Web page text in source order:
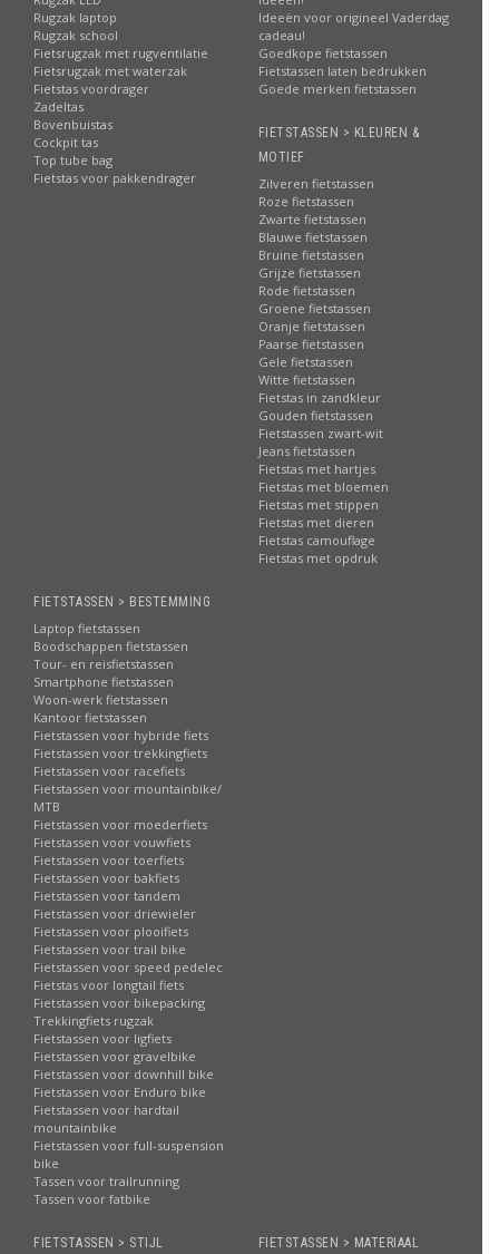
Rugzak laptop
Rugzak school
Fietsrugzak met rugventilatie
Fietsrugzak met waterzak
Fietstas voordrager
Zadeltas
Bovenbuistas
Cockpit tas
Top tube bag
Fietstas voor pakkendrager
Ideeën voor origineel Vaderdag
cadeau!
Goedkope fietstassen
Fietstassen laten bedrukken
Goede merken fietstassen
FIETSTASSEN > KLEUREN &
MOTIEF
Zilveren fietstassen
Roze fietstassen
Zwarte fietstassen
Blauwe fietstassen
Bruine fietstassen
Grijze fietstassen
Rode fietstassen
Groene fietstassen
Oranje fietstassen
Paarse fietstassen
Gele fietstassen
Witte fietstassen
Fietstas in zandkleur
Gouden fietstassen
Fietstassen zwart-wit
Jeans fietstassen
Fietstas met hartjes
Fietstas met bloemen
Fietstas met stippen
Fietstas met dieren
Fietstas camouflage
Fietstas met opdruk
FIETSTASSEN > BESTEMMING
Laptop fietstassen
Boodschappen fietstassen
Tour- en reisfietstassen
Smartphone fietstassen
Woon-werk fietstassen
Kantoor fietstassen
Fietstassen voor hybride fiets
Fietstassen voor trekkingfiets
Fietstassen voor racefiets
Fietstassen voor mountainbike/
MTB
Fietstassen voor moederfiets
Fietstassen voor vouwfiets
Fietstassen voor toerfiets
Fietstassen voor bakfiets
Fietstassen voor tandem
Fietstassen voor driewieler
Fietstassen voor plooifiets
Fietstassen voor trail bike
Fietstassen voor speed pedelec
Fietstas voor longtail fiets
Fietstassen voor bikepacking
Trekkingfiets rugzak
Fietstassen voor ligfiets
Fietstassen voor gravelbike
Fietstassen voor downhill bike
Fietstassen voor Enduro bike
Fietstassen voor hardtail
mountainbike
Fietstassen voor full-suspension
bike
Tassen voor trailrunning
Tassen voor fatbike
FIETSTASSEN > STIJL FIETSTASSEN > MATERIAAL